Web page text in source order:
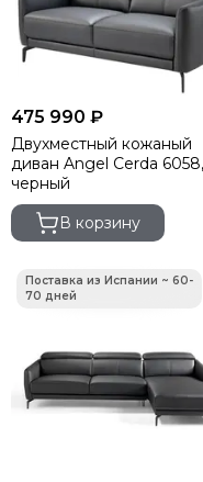
475 990 ₽
Двухместный кожаный
диван Angel Cerda 6058,
черный
В корзину